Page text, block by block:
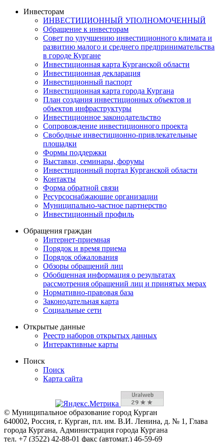
Инвесторам
ИНВЕСТИЦИОННЫЙ УПОЛНОМОЧЕННЫЙ
Обращение к инвесторам
Совет по улучшению инвестиционного климата и
развитию малого и среднего предпринимательства
в городе Кургане
Инвестиционная карта Курганской области
Инвестиционная декларация
Инвестиционный паспорт
Инвестиционная карта города Кургана
План создания инвестиционных объектов и
объектов инфраструктуры
Инвестиционное законодательство
Сопровождение инвестиционного проекта
Свободные инвестиционно-привлекательные
площадки
Формы поддержки
Выставки, семинары, форумы
Инвестиционный портал Курганской области
Контакты
Форма обратной связи
Ресурсоснабжающие организации
Муниципально-частное партнерство
Инвестиционный профиль
Обращения граждан
Интернет-приемная
Порядок и время приема
Порядок обжалования
Обзоры обращений лиц
Обобщенная информация о результатах
рассмотрения обращений лиц и принятых мерах
Нормативно-правовая база
Законодательная карта
Социальные сети
Открытые данные
Реестр наборов открытых данных
Интерактивные карты
Поиск
Поиск
Карта сайта
© Муниципальное образование город Курган
640002, Россия, г. Курган, пл. им. В.И. Ленина, д. № 1, Глава
города Кургана, Администрация города Кургана
тел. +7 (3522) 42-88-01 факс (автомат.) 46-59-69